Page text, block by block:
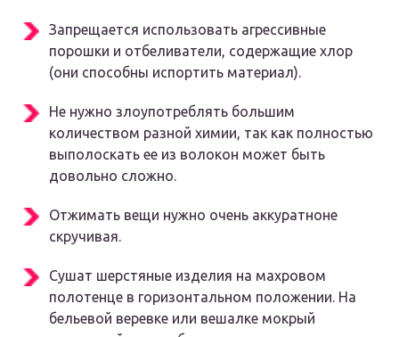
Запрещается использовать агрессивные
порошки и отбеливатели, содержащие хлор
(они способны испортить материал).
Не нужно злоупотреблять большим
количеством разной химии, так как полностью
выполоскать ее из волокон может быть
довольно сложно.
Отжимать вещи нужно очень аккуратноне
скручивая.
Сушат шерстяные изделия на махровом
полотенце в горизонтальном положении. На
бельевой веревке или вешалке мокрый